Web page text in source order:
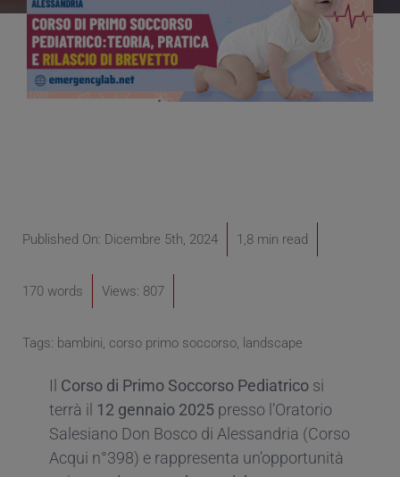
Published On: Dicembre 5th, 2024 1,8 min read
170 words Views: 807
Tags: bambini, corso primo soccorso, landscape
Il Corso di Primo Soccorso Pediatricosi
terrà il 12 gennaio 2025presso l’Oratorio
Salesiano Don Bosco di Alessandria (Corso
Acqui n°398) e rappresenta un’opportunità